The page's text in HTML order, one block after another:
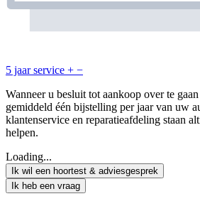
5 jaar service + −
Wanneer u besluit tot aankoop over te
gemiddeld één bijstelling per jaar van uw
klantenservice en reparatieafdeling staan
helpen.
Loading...
Ik wil een hoortest & adviesgesprek
Ik heb een vraag